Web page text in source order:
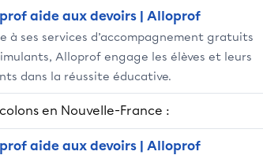
aide aux devoirs | Alloprof
à ses services d’accompagnement gratuits
Alloprof engage les élèves et leurs
dans la réussite éducative.
en Nouvelle-France :
aide aux devoirs | Alloprof